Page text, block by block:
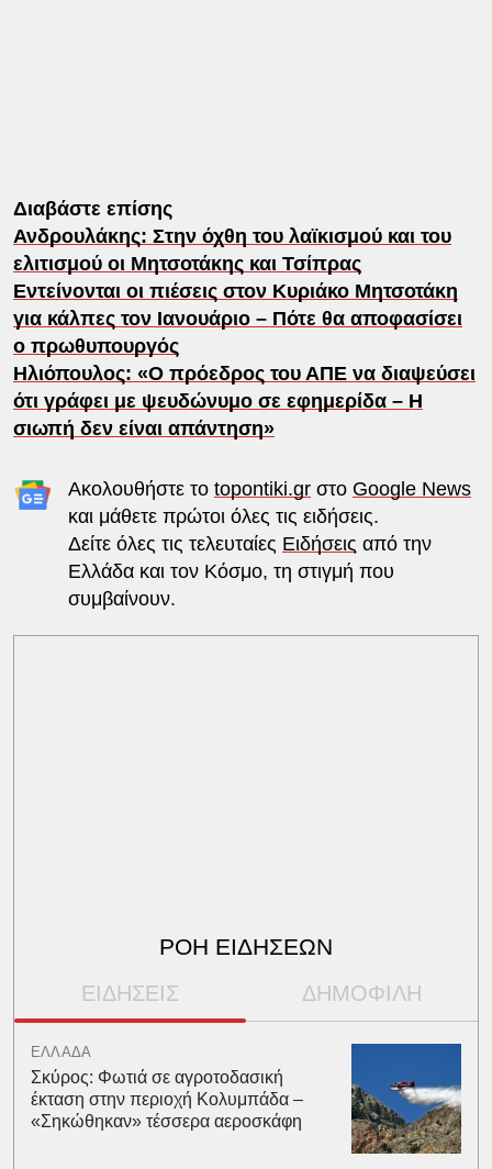
Διαβάστε επίσης
Ανδρουλάκης: Στην όχθη του λαϊκισμού και του
ελιτισμού οι Μητσοτάκης και Τσίπρας
Εντείνονται οι πιέσεις στον Κυριάκο Μητσοτάκη
για κάλπες τον Ιανουάριο – Πότε θα αποφασίσει
ο πρωθυπουργός
Ηλιόπουλος: «Ο πρόεδρος του ΑΠΕ να διαψεύσει
ότι γράφει με ψευδώνυμο σε εφημερίδα – Η
σιωπή δεν είναι απάντηση»
Ακολουθήστε το topontiki.grστο Google News
και μάθετε πρώτοι όλες τις ειδήσεις.
Δείτε όλες τις τελευταίες Ειδήσεις από την
Ελλάδα και τον Κόσμο, τη στιγμή που
συμβαίνουν.
ΡΟΗ ΕΙΔΗΣΕΩΝ
ΕΙΔΗΣΕΙΣ ΔΗΜΟΦΙΛΗ
ΕΛΛΑΔΑ
Σκύρος: Φωτιά σε αγροτοδασική
έκταση στην περιοχή Κολυμπάδα –
«Σηκώθηκαν» τέσσερα αεροσκάφη